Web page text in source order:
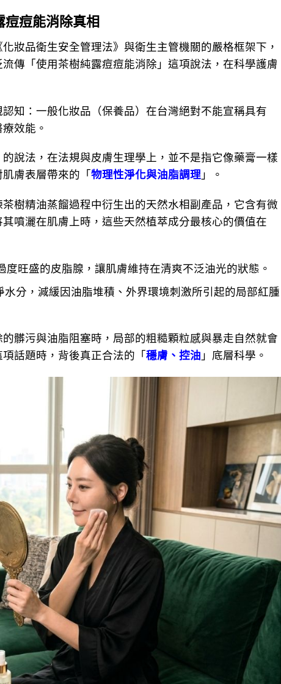
痘能消除真相
品衛生安全管理法》與衛生主管機關的嚴格框架下，
傳「使用茶樹純露痘痘能消除」這項說法，在科學護膚
：一般化妝品（保養品）在台灣絕對不能宣稱具有
療效能。
的說法，在法規與皮膚生理學上，並不是指它像藥膏一樣
膚表層帶來的「 物理性淨化與油脂調理 」。
精油蒸餾過程中衍生出的天然水相副產品，它含有微
噴灑在肌膚上時，這些天然植萃成分最核心的價值在
度旺盛的皮脂腺，讓肌膚維持在清爽不泛油光的狀態。
水分，減緩因油脂堆積、外界環境刺激所引起的局部紅腫
污與油脂阻塞時，局部的粗糙顆粒感與暴走自然就會
話題時，背後真正合法的「 穩膚、控油 」底層科學。